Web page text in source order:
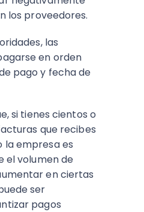
los proveedores.
las
en orden
pago y fecha de
si tienes cientos o
que recibes
la empresa es
el volumen de
en ciertas
ser
pagos